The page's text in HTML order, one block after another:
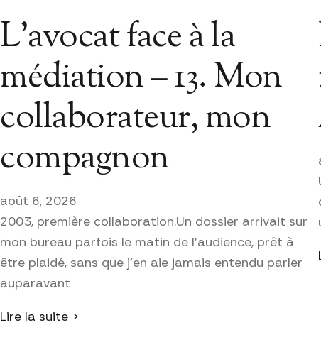
L’avocat face à la
médiation – 13. Mon
collaborateur, mon
compagnon
août 6, 2026
2003, première collaboration.Un dossier arrivait sur
mon bureau parfois le matin de l’audience, prêt à
être plaidé, sans que j’en aie jamais entendu parler
auparavant
Lire la suite >